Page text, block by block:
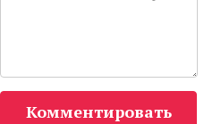
Комментировать